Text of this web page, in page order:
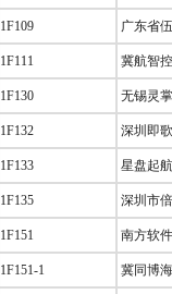
1F109 广东省
1F111 冀航智
1F130 无锡灵
1F132 深圳即
1F133 星盘起
1F135 深圳市
1F151 南方软
1F151-1 冀同博